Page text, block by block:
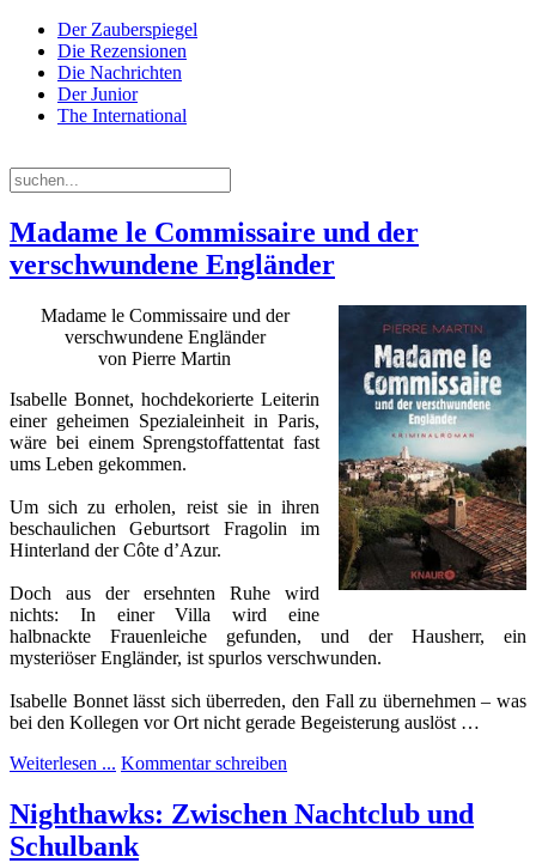
Der Zauberspiegel
Die Rezensionen
Die Nachrichten
Der Junior
The International
Madame le Commissaire und der
verschwundene Engländer
Madame le Commissaire und der
verschwundene Engländer
von Pierre Martin
Isabelle Bonnet, hochdekorierte Leiterin
einer geheimen Spezialeinheit in Paris,
wäre bei einem Sprengstoffattentat fast
ums Leben gekommen.
Um sich zu erholen, reist sie in ihren
beschaulichen Geburtsort Fragolin im
Hinterland der Côte d’Azur.
Doch aus der ersehnten Ruhe wird
nichts: In einer Villa wird eine
halbnackte Frauenleiche gefunden, und der Hausherr, ein
mysteriöser Engländer, ist spurlos verschwunden.
Isabelle Bonnet lässt sich überreden, den Fall zu übernehmen – was
bei den Kollegen vor Ort nicht gerade Begeisterung auslöst …
Weiterlesen ... Kommentar schreiben
Nighthawks: Zwischen Nachtclub und
Schulbank